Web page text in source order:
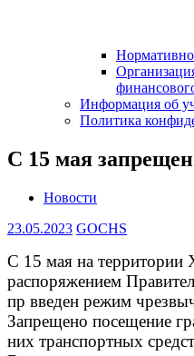
Информация об
Политика
С 15 мая
Новости
23.05.2023 GOCHS
С 15 мая на территории
распоряжением
пр введен режим
Запрещено посещение
них транспортных